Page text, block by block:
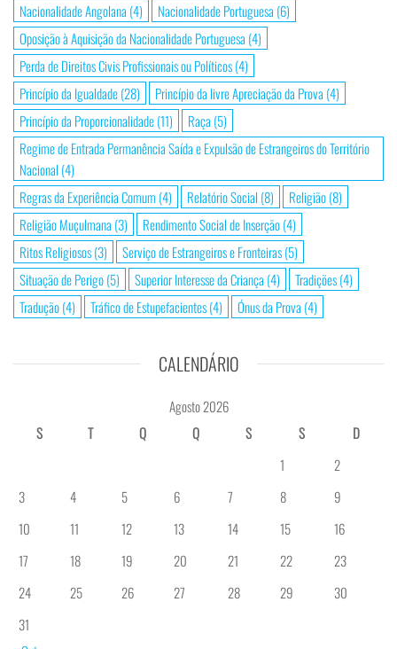
Nacionalidade Angolana (4) Nacionalidade Portuguesa (6)
Oposição à Aquisição da Nacionalidade Portuguesa (4)
Perda de Direitos Civis Profissionais ou Políticos(4)
Princípio da Igualdade(28) Princípio da livre Apreciação da Prova (4)
Princípio da Proporcionalidade(11) Raça (5)
Regime de Entrada Permanência Saída e Expulsão de Estrangeiros do Território
Nacional (4)
Regras da Experiência Comum (4) Relatório Social (8) Religião(8)
Religião Muçulmana (3) Rendimento Social de Inserção(4)
Ritos Religiosos(3) Serviço de Estrangeiros e Fronteiras(5)
Situação de Perigo(5) Superior Interesse da Criança (4) Tradições(4)
Tradução(4) Tráfico de Estupefacientes(4) Ónus da Prova (4)
CALENDÁRIO
Agosto 2026
S
T Q Q S S
D
1
2
3
4 5 6 7 8
9
10
11 12 13 14 15
16
17
18 19 20 21 22
23
24
25 26 27 28 29
30
31